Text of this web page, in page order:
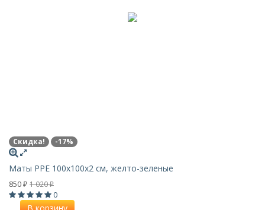
Скидка! -17%
Маты PPE 100х100x2 см, желто-зеленые
850 ₽ 1 020₽
0
В корзину